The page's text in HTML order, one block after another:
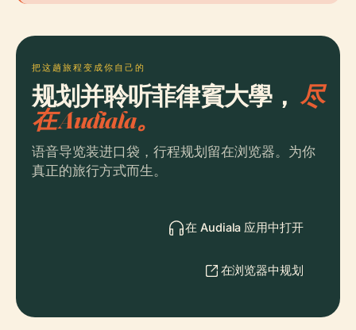
把这趟旅程变成你自己的
规划并聆听菲律賓大學， 尽
在 Audiala。
语音导览装进口袋，行程规划留在浏览器。为你
真正的旅行方式而生。
在 Audiala 应用中打开
在浏览器中规划